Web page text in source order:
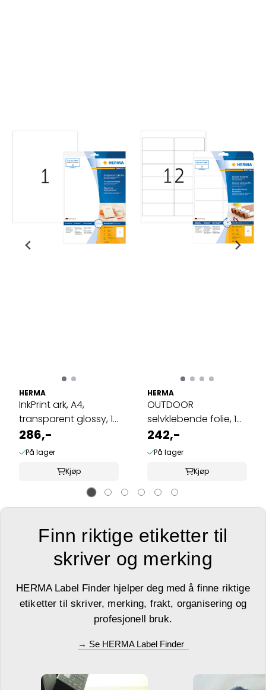
HERMA
InkPrint ark, A4,
transparent glossy, 10
ark, ...
286,-
På lager
Kjøp
HERMA
OUTDOOR
selvklebende folie, 10
ark 99.1x42.3 hvit ...
242,-
På lager
Kjøp
Finn riktige etiketter til
skriver og merking
HERMA Label Finder hjelper deg med å finne riktige
etiketter til skriver, merking, frakt, organisering og
profesjonell bruk.
→ Se HERMA Label Finder